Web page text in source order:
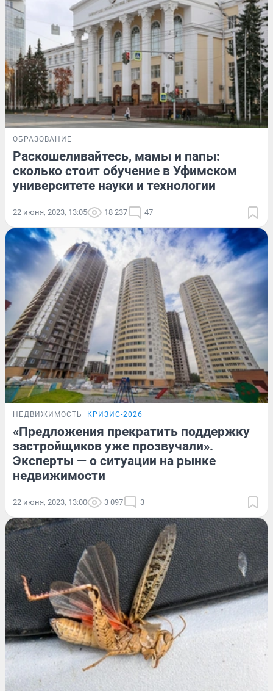
ОБРАЗОВАНИЕ
Раскошеливайтесь, мамы и папы:
сколько стоит обучение в Уфимском
университете науки и технологии
22 июня, 2023, 13:05 18 237 47
НЕДВИЖИМОСТЬ КРИЗИС-2026
«Предложения прекратить поддержку
застройщиков уже прозвучали».
Эксперты — о ситуации на рынке
недвижимости
22 июня, 2023, 13:00 3 097 3